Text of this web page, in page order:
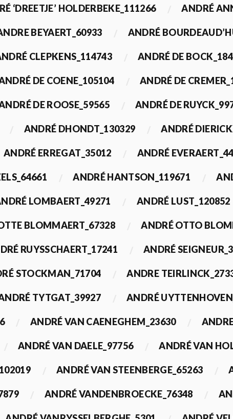
‘DREETJE’ HOLDERBEKE_111266 ANDRÉ
BEYAERT_60933 ANDRÉ
CLEPKENS_114743 ANDRÉ DE
DE COENE_105104 ANDRÉ DE
DE ROOSE_59565 ANDRÉ DE
ANDRÉ DHONDT_130329 ANDRÉ
ANDRÉ ERREGAT_35012 ANDRÉ
ANDRÉ HANTSON_119671
LOMBAERT_49271 ANDRÉ LUST_120852
BLOMMAERT_67328 ANDRÉ OTTO
RUYSSCHAERT_17241 ANDRÉ
STOCKMAN_71704 ANDRE
TYTGAT_39927 ANDRÉ
ANDRÉ VAN CAENEGHEM_23630
ANDRÉ VAN DAELE_97756 ANDRÉ VAN
ANDRÉ VAN STEENBERGE_65263
ANDRÉ VANDENBROECKE_76348